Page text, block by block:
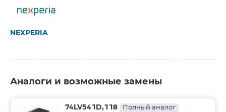
NEXPERIA
Аналоги и возможные замены
74LV541D,118 Полный аналог